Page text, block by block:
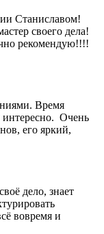
Станиславом!
своего дела!
рекомендую!!!!
Время
интересно. Очень
его яркий,
дело, знает
вовремя и